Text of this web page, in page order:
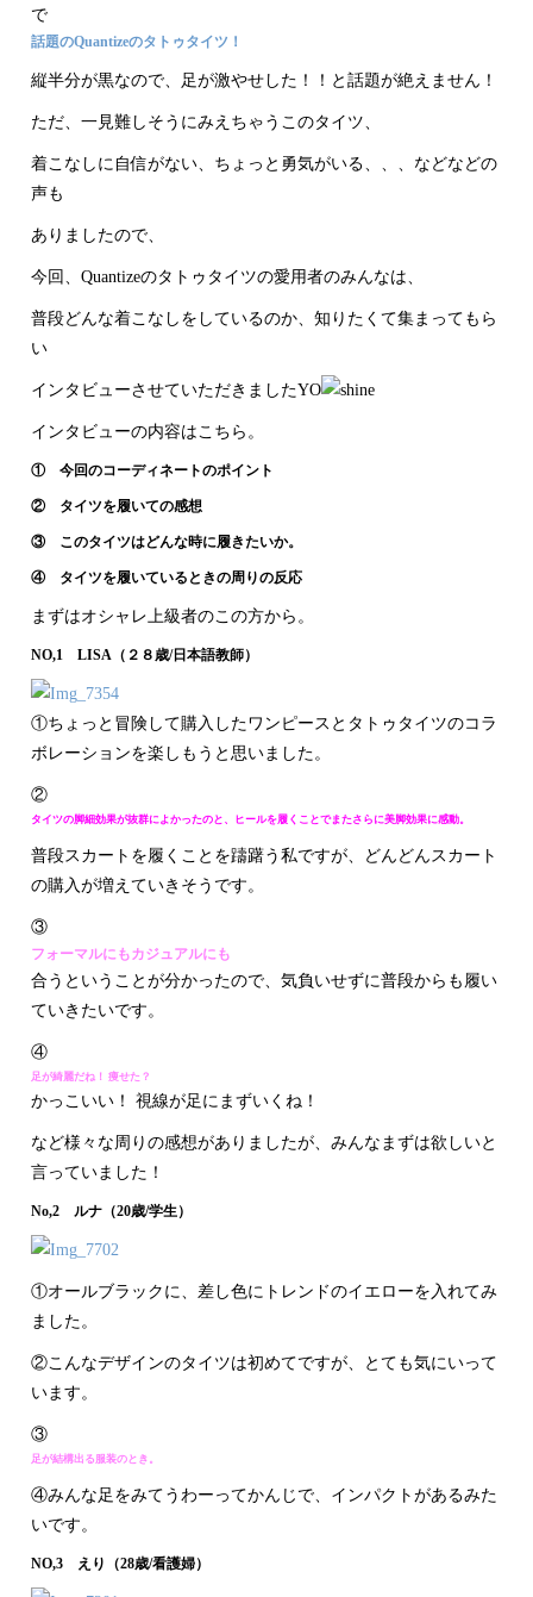
で
話題のQuantizeのタトゥタイツ！
縦半分が黒なので、足が激やせした！！と話題が絶えません！
ただ、一見難しそうにみえちゃうこのタイツ、
着こなしに自信がない、ちょっと勇気がいる、、、などなどの
声も
ありましたので、
今回、Quantizeのタトゥタイツの愛用者のみんなは、
普段どんな着こなしをしているのか、知りたくて集まってもら
い
インタビューさせていただきましたYO
インタビューの内容はこちら。
① 今回のコーディネートのポイント
② タイツを履いての感想
③ このタイツはどんな時に履きたいか。
④ タイツを履いているときの周りの反応
まずはオシャレ上級者のこの方から。
NO,1 LISA（２８歳/日本語教師）
①ちょっと冒険して購入したワンピースとタトゥタイツのコラ
ボレーションを楽しもうと思いました。
②
タイツの脚細効果が抜群によかったのと、ヒールを履くことでまたさらに美脚効果に感動。
普段スカートを履くことを躊躇う私ですが、どんどんスカート
の購入が増えていきそうです。
③
フォーマルにもカジュアルにも
合うということが分かったので、気負いせずに普段からも履い
ていきたいです。
④
足が綺麗だね！ 痩せた？
かっこいい！ 視線が足にまずいくね！
など様々な周りの感想がありましたが、みんなまずは欲しいと
言っていました！
No,2 ルナ（20歳/学生）
①オールブラックに、差し色にトレンドのイエローを入れてみ
ました。
②こんなデザインのタイツは初めてですが、とても気にいって
います。
③
足が結構出る服装のとき。
④みんな足をみてうわーってかんじで、インパクトがあるみた
いです。
NO,3 えり（28歳/看護婦）